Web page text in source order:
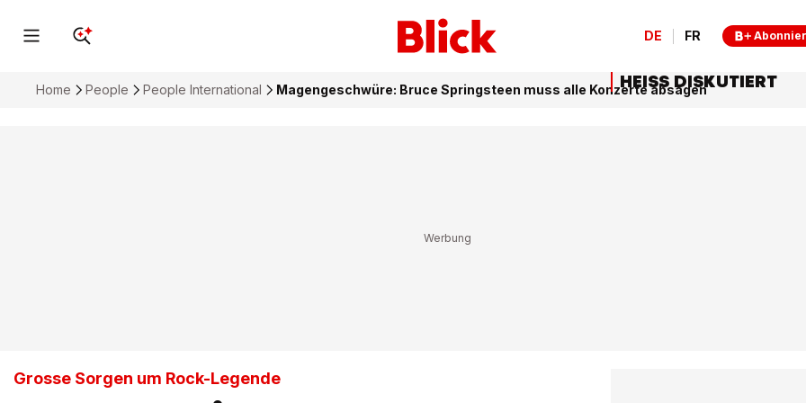
DE FR
Home People People International Magengeschwüre: Bruce Springsteen muss alle Konzerte absagen
Grosse Sorgen um Rock-Legende
HEISS DISKUTIERT